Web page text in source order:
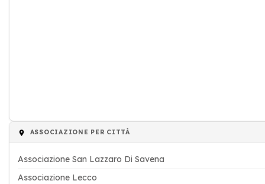
ASSOCIAZIONE PER CITTÀ
Associazione San Lazzaro Di Savena
Associazione Lecco